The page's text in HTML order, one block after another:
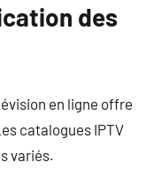
des
en ligne offre
catalogues IPTV
variés.